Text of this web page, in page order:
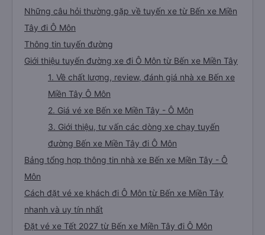
Những câu hỏi thường gặp về tuyến xe từ Bến xe Miền
Tây đi Ô Môn
Thông tin tuyến đường
Giới thiệu tuyến đường xe đi Ô Môn từ Bến xe Miền Tây
1. Về chất lượng, review, đánh giá nhà xe Bến xe
Miền Tây Ô Môn
2. Giá vé xe Bến xe Miền Tây - Ô Môn
3. Giới thiệu, tư vấn các dòng xe chạy tuyến
đường Bến xe Miền Tây đi Ô Môn
Bảng tổng hợp thông tin nhà xe Bến xe Miền Tây - Ô
Môn
Cách đặt vé xe khách đi Ô Môn từ Bến xe Miền Tây
nhanh và uy tín nhất
Đặt vé xe Tết 2027 từ Bến xe Miền Tây đi Ô Môn